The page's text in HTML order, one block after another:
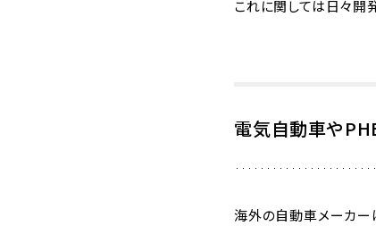
これに関しては日々開
電気自動車や
海外の自動車メーカー